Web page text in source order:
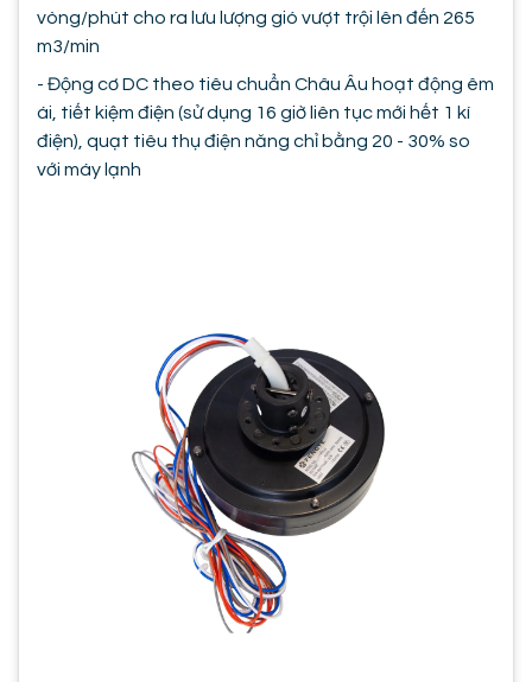
vòng/phút cho ra lưu lượng gió vượt trội lên đến 265
m3/min
- Động cơ DC theo tiêu chuẩn Châu Âu hoạt động êm
ái, tiết kiệm điện (sử dụng 16 giờ liên tục mới hết 1 kí
điện), quạt tiêu thụ điện năng chỉ bằng 20 - 30% so
với máy lạnh